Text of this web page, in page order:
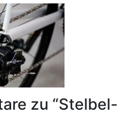
zu “Stelbel-